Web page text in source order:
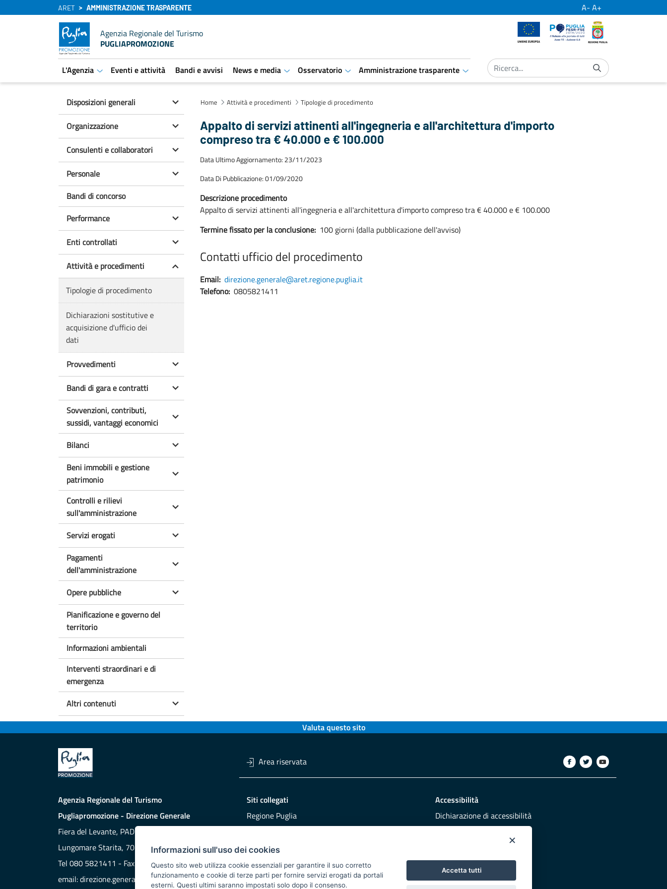
×
Informazioni sull'uso dei cookies
Questo sito web utilizza cookie essenziali per garantire il suo corretto
funzionamento e cookie di terze parti per fornire servizi erogati da portali
esterni. Questi ultimi saranno impostati solo dopo il consenso.
Accetta tutti
ARET AMMINISTRAZIONE TRASPARENTE A- A+
Agenzia Regionale del Turismo
PUGLIAPROMOZIONE
Unione Europea Por Puglia
L'Agenzia
aret.open.submenu
Eventi e attività Bandi e avvisi News e media
aret.open.submenu
Osservatorio
aret.open.submenu
Amministrazione trasparente
aret.open.submenu
Disposizioni generali
Organizzazione
Consulenti e collaboratori
Personale
Bandi di concorso
Performance
Enti controllati
Attività e procedimenti
Tipologie di procedimento
Dichiarazioni sostitutive e
acquisizione d'ufficio dei
dati
Provvedimenti
Bandi di gara e contratti
Sovvenzioni, contributi,
sussidi, vantaggi economici
Bilanci
Beni immobili e gestione
patrimonio
Controlli e rilievi
sull'amministrazione
Servizi erogati
Pagamenti
dell'amministrazione
Opere pubbliche
Pianificazione e governo del
territorio
Informazioni ambientali
Interventi straordinari e di
emergenza
Altri contenuti
Home Attività e procedimenti Tipologie di procedimento
Appalto di servizi attinenti all'ingegneria e all'architettura d'importo
compreso tra € 40.000 e € 100.000
Data Ultimo Aggiornamento: 23/11/2023
Data Di Pubblicazione: 01/09/2020
Descrizione procedimento
Appalto di servizi attinenti all'ingegneria e all'architettura d'importo compreso tra € 40.000 e € 100.000
Termine fissato per la conclusione: 100 giorni (dalla pubblicazione dell'avviso)
Contatti ufficio del procedimento
Email: direzione.generale@aret.regione.puglia.it
Telefono: 0805821411
Valuta questo sito
Area riservata
Agenzia Regionale del Turismo
Pugliapromozione - Direzione Generale
Fiera del Levante, PAD. 172
Lungomare Starita, 70132 BARI
Tel 080 5821411 - Fax 080 5821429
email:direzione.generale@aret.regione.puglia.it
Siti collegati
Regione Puglia
DMS Puglia
Buy Puglia
Accessibilità
Dichiarazione di accessibilità
Responsabili pubblicazione